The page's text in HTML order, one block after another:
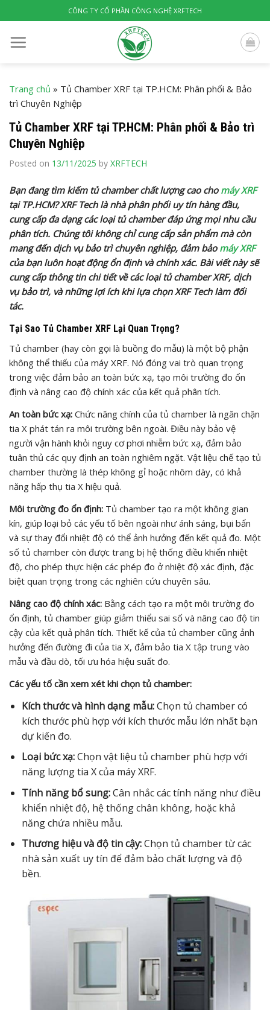
to
content
CÔNG TY CỔ PHẦN CÔNG NGHỆ XRFTECH
Trang chủ » Tủ Chamber XRF tại TP.HCM: Phân phối & Bảo
trì Chuyên Nghiệp
Tủ Chamber XRF tại TP.HCM: Phân phối & Bảo trì
Chuyên Nghiệp
Posted on 13/11/2025 by XRFTECH
Bạn đang tìm kiếm tủ chamber chất lượng cao cho máy XRF
tại TP.HCM? XRF Tech là nhà phân phối uy tín hàng đầu,
cung cấp đa dạng các loại tủ chamber đáp ứng mọi nhu cầu
phân tích. Chúng tôi không chỉ cung cấp sản phẩm mà còn
mang đến dịch vụ bảo trì chuyên nghiệp, đảm bảo máy XRF
của bạn luôn hoạt động ổn định và chính xác. Bài viết này sẽ
cung cấp thông tin chi tiết về các loại tủ chamber XRF, dịch
vụ bảo trì, và những lợi ích khi lựa chọn XRF Tech làm đối
tác.
Tại Sao Tủ Chamber XRF Lại Quan Trọng?
Tủ chamber (hay còn gọi là buồng đo mẫu) là một bộ phận
không thể thiếu của máy XRF. Nó đóng vai trò quan trọng
trong việc đảm bảo an toàn bức xạ, tạo môi trường đo ổn
định và nâng cao độ chính xác của kết quả phân tích.
An toàn bức xạ: Chức năng chính của tủ chamber là ngăn chặn
tia X phát tán ra môi trường bên ngoài. Điều này bảo vệ
người vận hành khỏi nguy cơ phơi nhiễm bức xạ, đảm bảo
tuân thủ các quy định an toàn nghiêm ngặt. Vật liệu chế tạo tủ
chamber thường là thép không gỉ hoặc nhôm dày, có khả
năng hấp thụ tia X hiệu quả.
Môi trường đo ổn định: Tủ chamber tạo ra một không gian
kín, giúp loại bỏ các yếu tố bên ngoài như ánh sáng, bụi bẩn
và sự thay đổi nhiệt độ có thể ảnh hưởng đến kết quả đo. Một
số tủ chamber còn được trang bị hệ thống điều khiển nhiệt
độ, cho phép thực hiện các phép đo ở nhiệt độ xác định, đặc
biệt quan trọng trong các nghiên cứu chuyên sâu.
Nâng cao độ chính xác: Bằng cách tạo ra một môi trường đo
ổn định, tủ chamber giúp giảm thiểu sai số và nâng cao độ tin
cậy của kết quả phân tích. Thiết kế của tủ chamber cũng ảnh
hưởng đến đường đi của tia X, đảm bảo tia X tập trung vào
mẫu và đầu dò, tối ưu hóa hiệu suất đo.
Các yếu tố cần xem xét khi chọn tủ chamber:
Kích thước và hình dạng mẫu:Chọn tủ chamber có
kích thước phù hợp với kích thước mẫu lớn nhất bạn
dự kiến đo.
Loại bức xạ:Chọn vật liệu tủ chamber phù hợp với
năng lượng tia X của máy XRF.
Tính năng bổ sung:Cân nhắc các tính năng như điều
khiển nhiệt độ, hệ thống chân không, hoặc khả
năng chứa nhiều mẫu.
Thương hiệu và độ tin cậy:Chọn tủ chamber từ các
nhà sản xuất uy tín để đảm bảo chất lượng và độ
bền.